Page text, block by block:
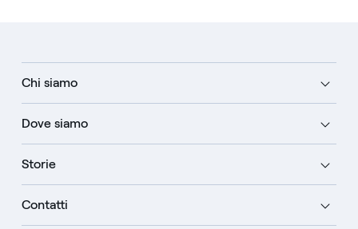
Chi siamo
Dove siamo
Storie
Contatti